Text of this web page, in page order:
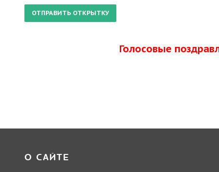
Голосовые
О САЙТЕ